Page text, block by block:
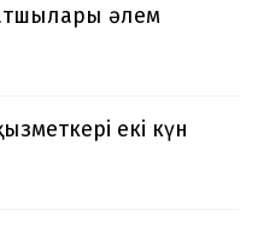
әлем
екі күн